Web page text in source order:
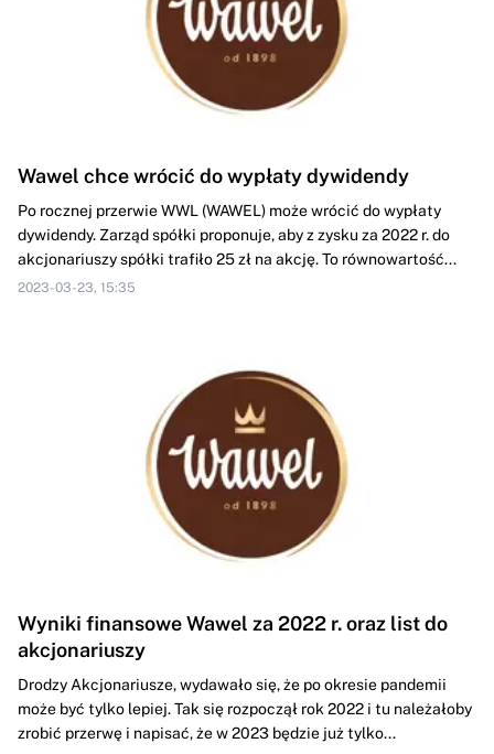
Wawel chce wrócić do wypłaty dywidendy
Po rocznej przerwie WWL (WAWEL) może wrócić do wypłaty
dywidendy. Zarząd spółki proponuje, aby z zysku za 2022 r. do
akcjonariuszy spółki trafiło 25 zł na akcję. To równowartość...
2023-03-23, 15:35
Wyniki finansowe Wawel za 2022 r. oraz list do
akcjonariuszy
Drodzy Akcjonariusze, wydawało się, że po okresie pandemii
może być tylko lepiej. Tak się rozpoczął rok 2022 i tu należałoby
zrobić przerwę i napisać, że w 2023 będzie już tylko...